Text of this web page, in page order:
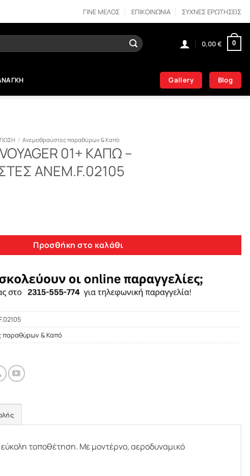
ΓΙΝΕ ΜΕΛΟΣ ΕΠΙΚΟΙΝΩΝΙΑ ΣΥΧΝΕΣ ΕΡΩΤΗΣΕΙΣ
0,00€ 0
Gallery Blog
/ Ανεμοθραύστες παραθύρων & Καπό
01+ ΚΑΠΩ –
ΑΝΕΜ.F.02105
01+ ΚΑΠΩ - ΑΝΕΜΟΘΡΑΥΣΤΕΣ ΑΝΕΜ.F.02105 ποσότητα
Προσθήκη στο καλάθι
παραθύρων & Καπό
τοποθέτηση. Με μοντέρνο, αεροδυναμικό